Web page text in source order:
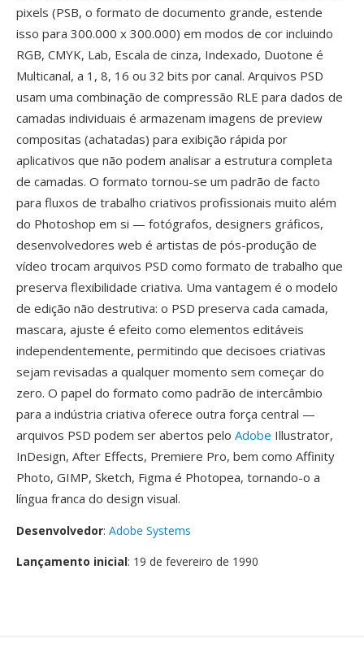
pixels (PSB, o formato de documento grande, estende
isso para 300.000 x 300.000) em modos de cor incluindo
RGB, CMYK, Lab, Escala de cinza, Indexado, Duotone é
Multicanal, a 1, 8, 16 ou 32 bits por canal. Arquivos PSD
usam uma combinação de compressão RLE para dados de
camadas individuais é armazenam imagens de preview
compositas (achatadas) para exibição rápida por
aplicativos que não podem analisar a estrutura completa
de camadas. O formato tornou-se um padrão de facto
para fluxos de trabalho criativos profissionais muito além
do Photoshop em si — fotógrafos, designers gráficos,
desenvolvedores web é artistas de pós-produção de
vídeo trocam arquivos PSD como formato de trabalho que
preserva flexibilidade criativa. Uma vantagem é o modelo
de edição não destrutiva: o PSD preserva cada camada,
mascara, ajuste é efeito como elementos editáveis
independentemente, permitindo que decisoes criativas
sejam revisadas a qualquer momento sem começar do
zero. O papel do formato como padrão de intercâmbio
para a indústria criativa oferece outra força central —
arquivos PSD podem ser abertos pelo Adobe Illustrator,
InDesign, After Effects, Premiere Pro, bem como Affinity
Photo, GIMP, Sketch, Figma é Photopea, tornando-o a
língua franca do design visual.
Desenvolvedor: Adobe Systems
Lançamento inicial: 19 de fevereiro de 1990